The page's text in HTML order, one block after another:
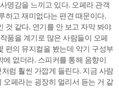
명감을 느끼고 있다. 오페라 관객
하고 재미없다는 편견 때문이다.
것 같다. 연기를 안 보고 자막 봐야
품을 계기로 많은 사람들이 오페
편의 뮤지컬을 봤는데 악기 구성부
없더라. 스피커를 통해 음향이
럼 훨씬 가깝게 들린다. 지금 사람
오페라는 굉장히 멀리서 듣는 거 같